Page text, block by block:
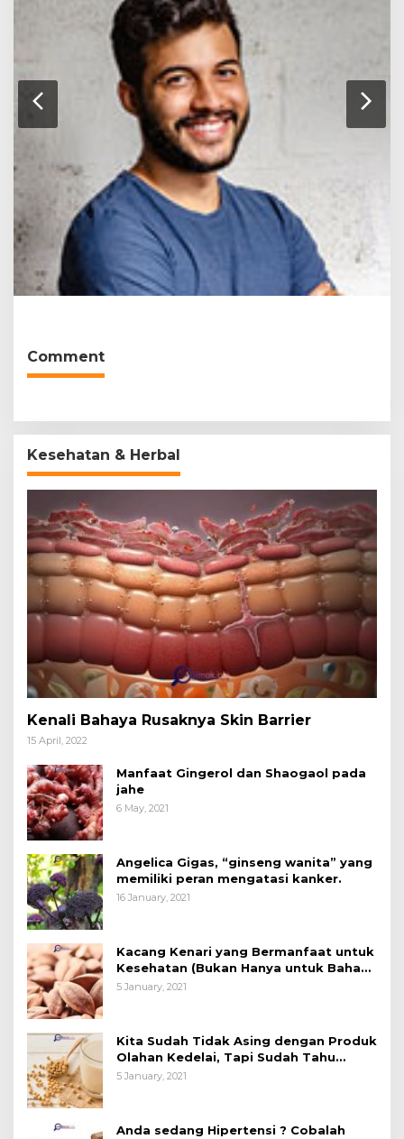
Comment
Kesehatan & Herbal
Kenali Bahaya Rusaknya Skin Barrier
15 April, 2022
Manfaat Gingerol dan Shaogaol pada
jahe
6 May, 2021
Angelica Gigas, “ginseng wanita” yang
memiliki peran mengatasi kanker.
16 January, 2021
Kacang Kenari yang Bermanfaat untuk
Kesehatan (Bukan Hanya untuk Bahan
Kue)
5 January, 2021
Kita Sudah Tidak Asing dengan Produk
Olahan Kedelai, Tapi Sudah Tahu
Manfaatnya untuk Kesehatan?
5 January, 2021
Anda sedang Hipertensi ? Cobalah